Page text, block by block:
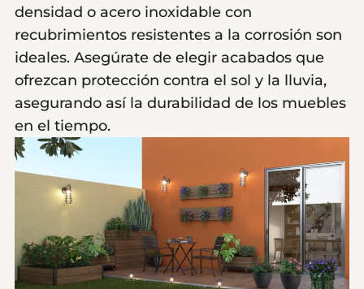
densidad o acero inoxidable con
recubrimientos resistentes a la corrosión son
ideales. Asegúrate de elegir acabados que
ofrezcan protección contra el sol y la lluvia,
asegurando así la durabilidad de los muebles
en el tiempo.